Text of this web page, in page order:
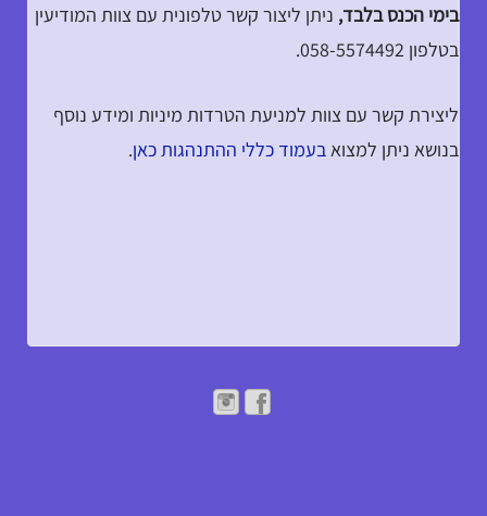
בימי הכנס בלבד, ניתן ליצור קשר טלפונית עם צוות המודיעין
בטלפון 058-5574492.
ליצירת קשר עם צוות למניעת הטרדות מיניות ומידע נוסף
בנושא ניתן למצואבעמוד כללי ההתנהגות כאן.